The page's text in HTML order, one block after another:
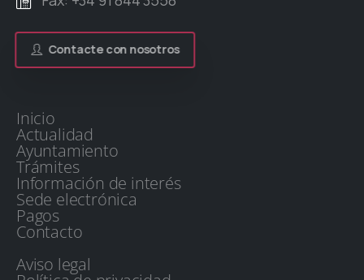
Contacte con nosotros
Inicio
Actualidad
Ayuntamiento
Trámites
Información de interés
Sede electrónica
Pagos
Contacto
Aviso legal